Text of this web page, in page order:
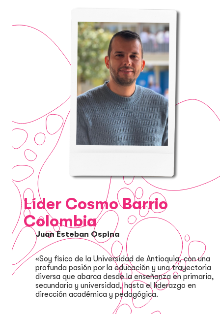
Líder Cosmo Barrio
Colombia
Juan Esteban Ospina
«Soy físico de la Universidad de Antioquia, con una
profunda pasión por la educación y una trayectoria
diversa que abarca desde la enseñanza en primaria,
secundaria y universidad, hasta el liderazgo en
dirección académica y pedagógica.